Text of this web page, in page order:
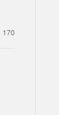
170